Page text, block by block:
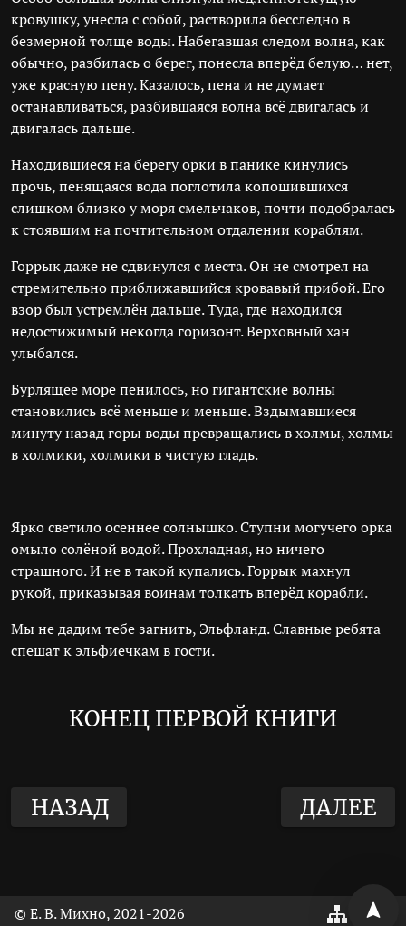
кровушку, унесла с собой, растворила бесследно в
безмерной толще воды. Набегавшая следом волна, как
обычно, разбилась о берег, понесла вперёд белую… нет,
уже красную пену. Казалось, пена и не думает
останавливаться, разбившаяся волна всё двигалась и
двигалась дальше.
Находившиеся на берегу орки в панике кинулись
прочь, пенящаяся вода поглотила копошившихся
слишком близко у моря смельчаков, почти подобралась
к стоявшим на почтительном отдалении кораблям.
Горрык даже не сдвинулся с места. Он не смотрел на
стремительно приближавшийся кровавый прибой. Его
взор был устремлён дальше. Туда, где находился
недостижимый некогда горизонт. Верховный хан
улыбался.
Бурлящее море пенилось, но гигантские волны
становились всё меньше и меньше. Вздымавшиеся
минуту назад горы воды превращались в холмы, холмы
в холмики, холмики в чистую гладь.
Ярко светило осеннее солнышко. Ступни могучего орка
омыло солёной водой. Прохладная, но ничего
страшного. И не в такой купались. Горрык махнул
рукой, приказывая воинам толкать вперёд корабли.
Мы не дадим тебе загнить, Эльфланд. Славные ребята
спешат к эльфиечкам в гости.
КОНЕЦ ПЕРВОЙ КНИГИ
НАЗАД ДАЛЕЕ
© Е. В. Михно, 2021-2026